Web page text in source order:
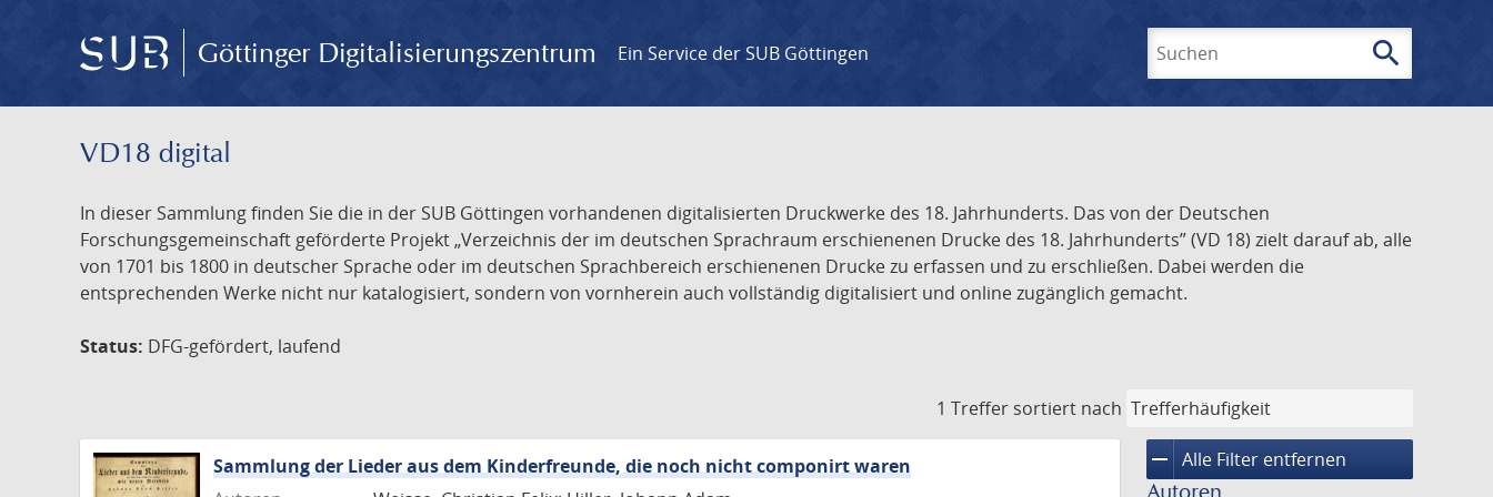
Göttinger Digitalisierungszentrum Ein Service der SUB Göttingen search
VD18 digital
In dieser Sammlung finden Sie die in der SUB Göttingen vorhandenen digitalisierten Druckwerke des 18. Jahrhunderts. Das von der Deutschen
Forschungsgemeinschaft geförderte Projekt „Verzeichnis der im deutschen Sprachraum erschienenen Drucke des 18. Jahrhunderts” (VD 18) zielt darauf ab, alle
von 1701 bis 1800 in deutscher Sprache oder im deutschen Sprachbereich erschienenen Drucke zu erfassen und zu erschließen. Dabei werden die
entsprechenden Werke nicht nur katalogisiert, sondern von vornherein auch vollständig digitalisiert und online zugänglich gemacht.
Status: DFG-gefördert, laufend
1 Treffer sortiert nach
remove Alle Filter entfernen
Sammlung der Lieder aus dem Kinderfreunde, die noch nicht componirt waren